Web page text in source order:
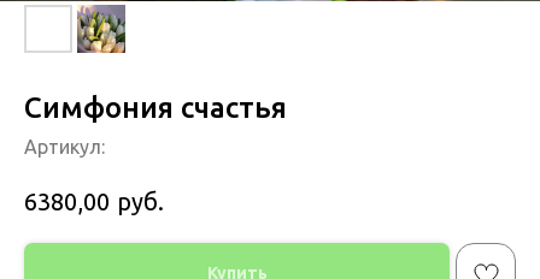
Симфония счастья
Артикул:
6380,00 руб.
Купить